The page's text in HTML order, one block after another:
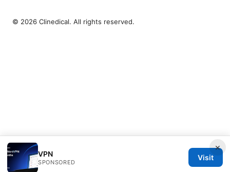
×
VPN
SPONSORED
Visit
© 2026 Clinedical. All rights reserved.